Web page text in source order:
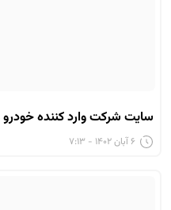
سایت شرکت وارد کننده خودرو BM Cars، آغاز به کار کرد
۶ آبان ۱۴۰۲ - ۷:۱۳